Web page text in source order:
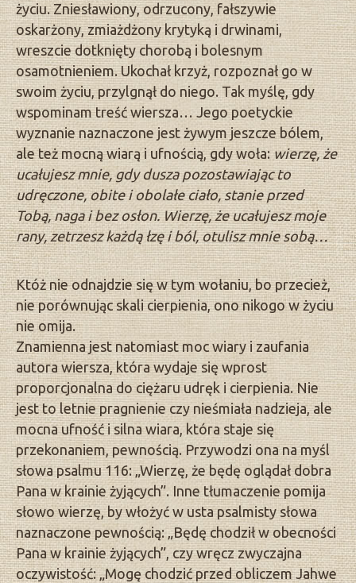
życiu. Zniesławiony, odrzucony, fałszywie
oskarżony, zmiażdżony krytyką i drwinami,
wreszcie dotknięty chorobą i bolesnym
osamotnieniem. Ukochał krzyż, rozpoznał go w
swoim życiu, przylgnął do niego. Tak myślę, gdy
wspominam treść wiersza… Jego poetyckie
wyznanie naznaczone jest żywym jeszcze bólem,
ale też mocną wiarą i ufnością, gdy woła:wierzę, że
ucałujesz mnie, gdy dusza pozostawiając to
udręczone, obite i obolałe ciało, stanie przed
Tobą, naga i bez osłon. Wierzę, że ucałujesz moje
rany, zetrzesz każdą łzę i ból, otulisz mnie sobą…
Któż nie odnajdzie się w tym wołaniu, bo przecież,
nie porównując skali cierpienia, ono nikogo w życiu
nie omija.
Znamienna jest natomiast moc wiary i zaufania
autora wiersza, która wydaje się wprost
proporcjonalna do ciężaru udręk i cierpienia. Nie
jest to letnie pragnienie czy nieśmiała nadzieja, ale
mocna ufność i silna wiara, która staje się
przekonaniem, pewnością. Przywodzi ona na myśl
słowa psalmu 116: „Wierzę, że będę oglądał dobra
Pana w krainie żyjących”. Inne tłumaczenie pomija
słowo wierzę, by włożyć w usta psalmisty słowa
naznaczone pewnością: „Będę chodził w obecności
Pana w krainie żyjących”, czy wręcz zwyczajna
oczywistość: „Mogę chodzić przed obliczem Jahwe